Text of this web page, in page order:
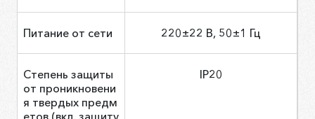
Питание от сети 220±22 В, 50±1 Гц
Степень защиты
от проникновени
я твердых предм
IP20